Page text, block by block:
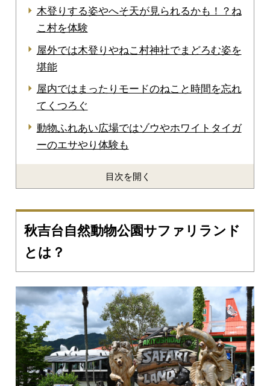
木登りする姿やへそ天が見られるかも！？ね
こ村を体験
屋外では木登りやねこ村神社でまどろむ姿を
堪能
屋内ではまったりモードのねこと時間を忘れ
てくつろぐ
動物ふれあい広場ではゾウやホワイトタイガ
ーのエサやり体験も
目次を開く
秋吉台自然動物公園サファリランド
とは？